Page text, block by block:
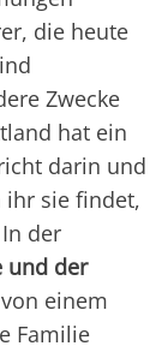
die heute
Zwecke
hat ein
darin und
ihr sie findet,
der
und der
einem
Familie